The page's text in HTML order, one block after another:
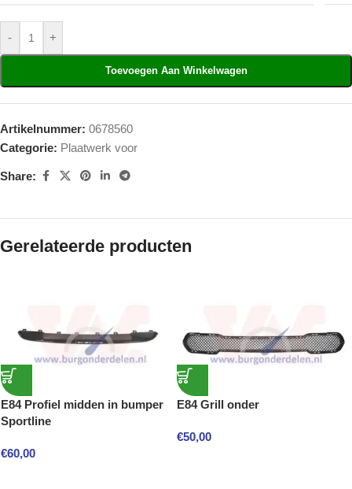
- +
Toevoegen Aan Winkelwagen
Artikelnummer: 0678560
Categorie: Plaatwerk voor
Share:
Gerelateerde producten
E84 Profiel midden in bumper
Sportline
€60,00
E84 Grill onder
€50,00